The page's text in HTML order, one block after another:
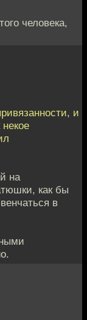
человека,
и
на
как бы
в